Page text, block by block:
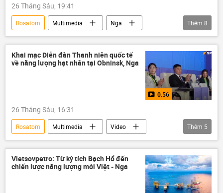
26 Tháng Sáu, 19:41
Rosatom Multimedia
Nga
Việt Nam
Hợp tác Nga-Việt
công nghệ
lĩnh vực hạt nhân
năng lượng hạt nhân
Thế giới
Thêm 8
Khai mạc Diễn đàn Thanh niên quốc tế
về năng lượng hạt nhân tại Obninsk, Nga
0:56
26 Tháng Sáu, 16:31
Rosatom Multimedia
Video
Nga
Thế giới
năng lượng
năng lượng hạt nhân
Việt Nam
Thêm 5
Vietsovpetro: Từ kỳ tích Bạch Hổ đến
chiến lược năng lượng mới Việt - Nga